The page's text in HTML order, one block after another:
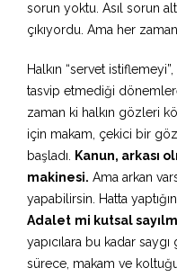
sorun yoktu. Asıl sorun
çıkıyordu. Ama her
Halkın “servet
tasvip etmediği
zaman ki halkın gözleri
için makam, çekici bir
başladı.
Kanun, arkası
makinesi. Ama arkan
yapabilirsin. Hatta
Adalet mi kutsal
yapıcılara bu kadar
sürece, makam ve